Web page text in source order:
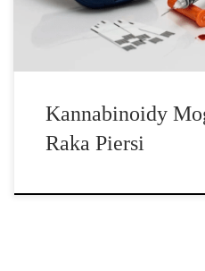
kannabidiol (CBD) […]
Kannabinoidy
Raka Piersi